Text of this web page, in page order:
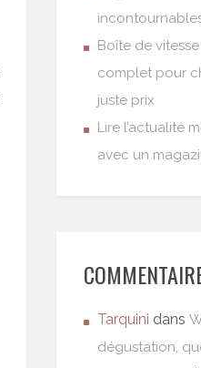
Boîte de
complet pour
juste prix
Lire l’actualité
avec un
Tarquini dans
dégustation,